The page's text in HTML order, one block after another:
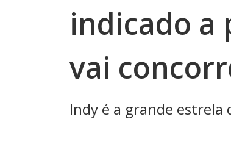
indicado a
vai
Indy é a grande